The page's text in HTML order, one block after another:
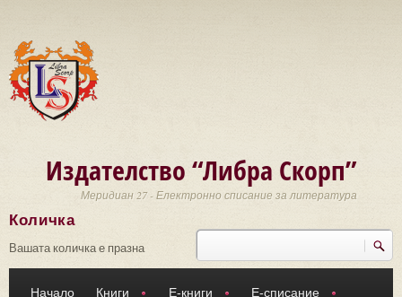
Издателство “Либра Скорп”
Меридиан 27 - Електронно списание за литература
Търси
Количка
Вашата количка е празна
Начало Книги Е-книги Е-списание